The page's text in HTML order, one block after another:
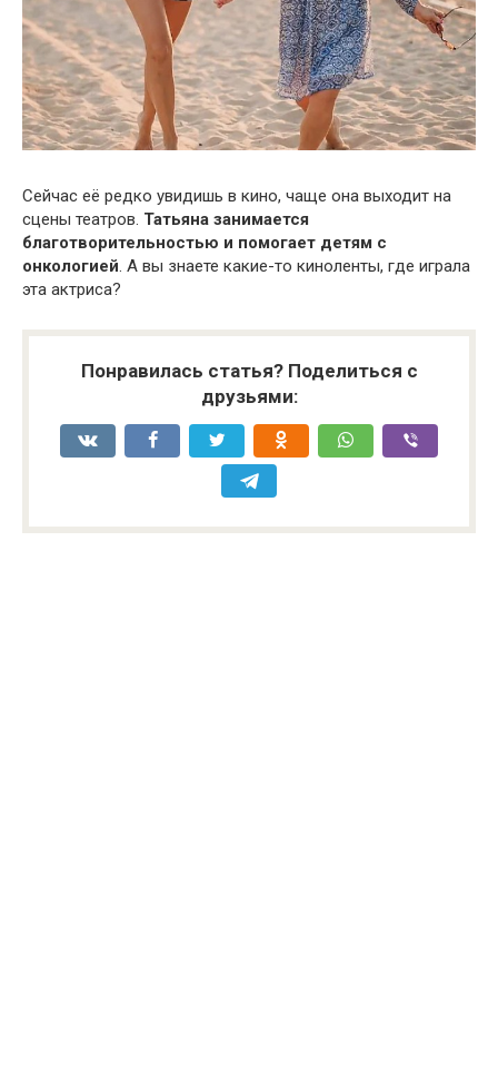
Сейчас её редко увидишь в кино, чаще она выходит на
сцены театров. Татьяна занимается
благотворительностью и помогает детям с
онкологией. А вы знаете какие-то киноленты, где играла
эта актриса?
Понравилась статья? Поделиться с
друзьями: